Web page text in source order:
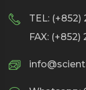
TEL: (+852)
FAX: (+852)